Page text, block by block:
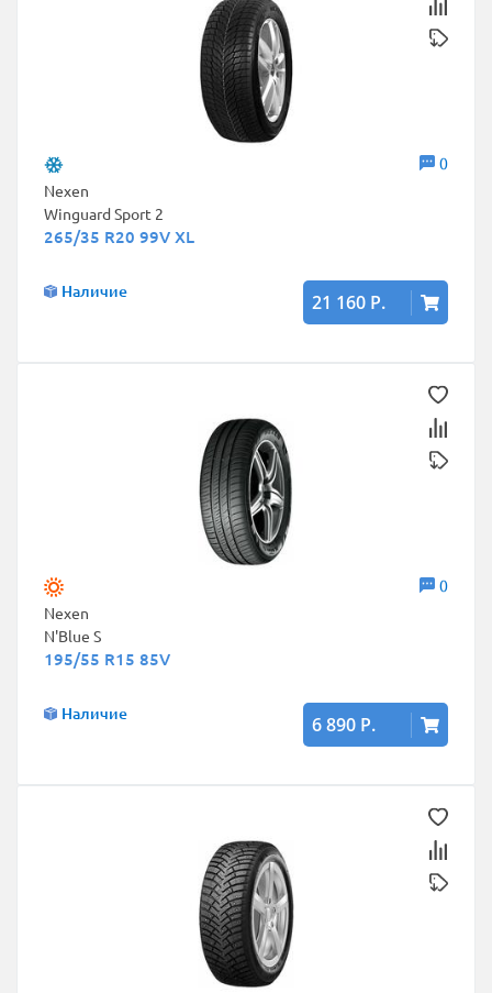
0
Nexen
Winguard Sport 2
265/35 R20 99V XL
Наличие 21 160 Р.
0
Nexen
N'Blue S
195/55 R15 85V
Наличие 6 890 Р.